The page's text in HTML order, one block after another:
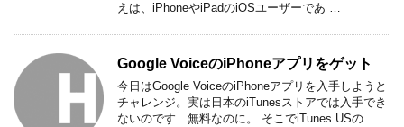
えは、iPhoneやiPadのiOSユーザーであ …
Google VoiceのiPhoneアプリをゲット
今日はGoogle VoiceのiPhoneアプリを入手しようと
チャレンジ。実は日本のiTunesストアでは入手でき
ないのです…無料なのに。 そこでiTunes USの